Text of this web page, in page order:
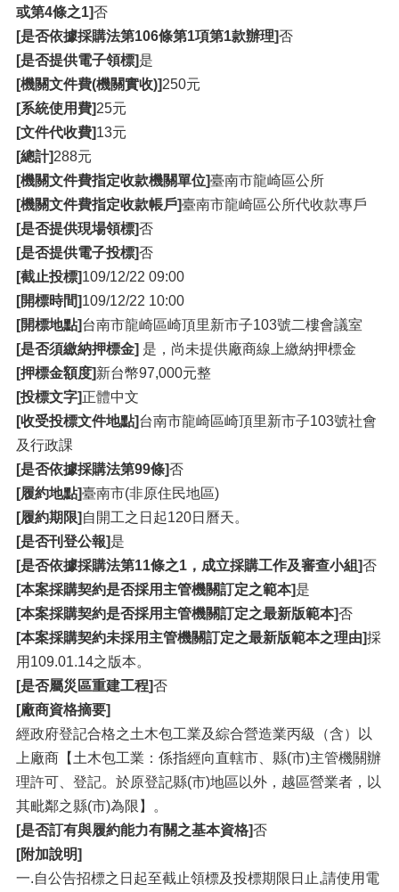
或第4條之1]否
[是否依據採購法第106條第1項第1款辦理]否
[是否提供電子領標]是
[機關文件費(機關實收)]250元
[系統使用費]25元
[文件代收費]13元
[總計]288元
[機關文件費指定收款機關單位]臺南市龍崎區公所
[機關文件費指定收款帳戶]臺南市龍崎區公所代收款專戶
[是否提供現場領標]否
[是否提供電子投標]否
[截止投標]109/12/22 09:00
[開標時間]109/12/22 10:00
[開標地點]台南市龍崎區崎頂里新市子103號二樓會議室
[是否須繳納押標金] 是，尚未提供廠商線上繳納押標金
[押標金額度]新台幣97,000元整
[投標文字]正體中文
[收受投標文件地點]台南市龍崎區崎頂里新市子103號社會
及行政課
[是否依據採購法第99條]否
[履約地點]臺南市(非原住民地區)
[履約期限] 自開工之日起120日曆天。
[是否刊登公報]是
[是否依據採購法第11條之1，成立採購工作及審查小組]否
[本案採購契約是否採用主管機關訂定之範本]是
[本案採購契約是否採用主管機關訂定之最新版範本]否
[本案採購契約未採用主管機關訂定之最新版範本之理由]採
用109.01.14之版本。
[是否屬災區重建工程]否
[廠商資格摘要]
經政府登記合格之土木包工業及綜合營造業丙級（含）以
上廠商【土木包工業：係指經向直轄市、縣(市)主管機關辦
理許可、登記。於原登記縣(市)地區以外，越區營業者，以
其毗鄰之縣(市)為限】。
[是否訂有與履約能力有關之基本資格]否
[附加說明]
一.自公告招標之日起至截止領標及投標期限日止,請使用電